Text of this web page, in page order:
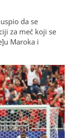
da se
za meč koji se
Maroka i